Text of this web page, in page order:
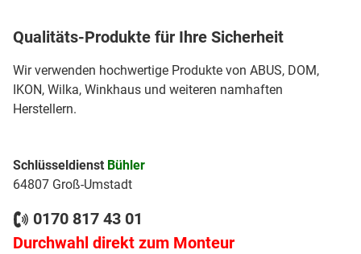
Qualitäts-Produkte für Ihre Sicherheit
Wir verwenden hochwertige Produkte von ABUS, DOM,
IKON, Wilka, Winkhaus und weiteren namhaften
Herstellern.
Schlüsseldienst Bühler
64807 Groß-Umstadt
0170 817 43 01
Durchwahl direkt zum Monteur